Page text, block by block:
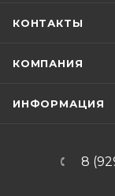
КОНТАКТЫ
КОМПАНИЯ
ИНФОРМАЦИЯ
8